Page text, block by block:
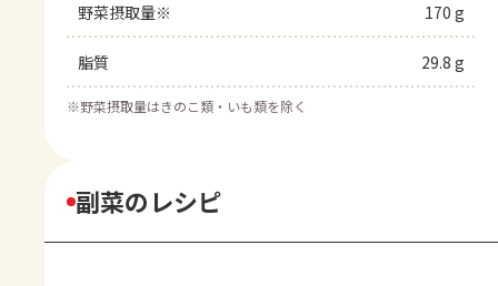
野菜摂取量※ 170 g
脂質 29.8 g
※野菜摂取量はきのこ類・いも類を除く
副菜のレシピ